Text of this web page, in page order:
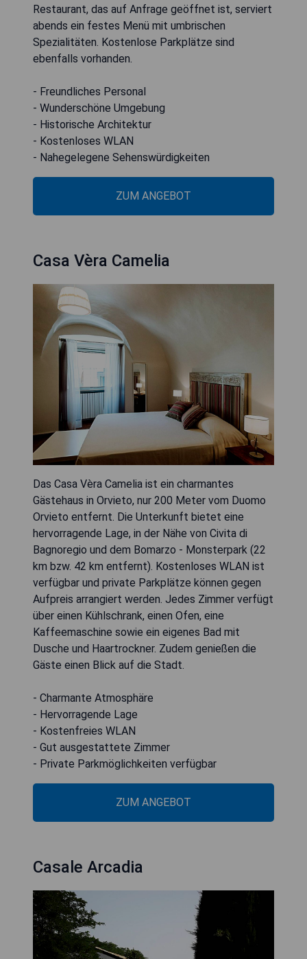
Restaurant, das auf Anfrage geöffnet ist, serviert
abends ein festes Menü mit umbrischen
Spezialitäten. Kostenlose Parkplätze sind
ebenfalls vorhanden.
- Freundliches Personal
- Wunderschöne Umgebung
- Historische Architektur
- Kostenloses WLAN
- Nahegelegene Sehenswürdigkeiten
ZUM ANGEBOT
Casa Vèra Camelia
Das Casa Vèra Camelia ist ein charmantes
Gästehaus in Orvieto, nur 200 Meter vom Duomo
Orvieto entfernt. Die Unterkunft bietet eine
hervorragende Lage, in der Nähe von Civita di
Bagnoregio und dem Bomarzo - Monsterpark (22
km bzw. 42 km entfernt). Kostenloses WLAN ist
verfügbar und private Parkplätze können gegen
Aufpreis arrangiert werden. Jedes Zimmer verfügt
über einen Kühlschrank, einen Ofen, eine
Kaffeemaschine sowie ein eigenes Bad mit
Dusche und Haartrockner. Zudem genießen die
Gäste einen Blick auf die Stadt.
- Charmante Atmosphäre
- Hervorragende Lage
- Kostenfreies WLAN
- Gut ausgestattete Zimmer
- Private Parkmöglichkeiten verfügbar
ZUM ANGEBOT
Casale Arcadia